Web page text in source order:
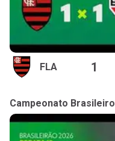
FLA 1
Campeonato Brasileiro